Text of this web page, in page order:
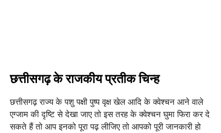
छत्तीसगढ़ के राजकीय प्रतीक चिन्ह
छत्तीसगढ़ राज्य के पशु पक्षी पुष्प वृक्ष खेल आदि के क्वेश्चन आने वाले
एग्जाम की दृष्टि से देखा जाए तो इस तरह के क्वेश्चन घुमा फिरा कर दे
सकते हैं तो आप इनको पूरा पढ़ लीजिए तो आपको पूरी जानकारी हो